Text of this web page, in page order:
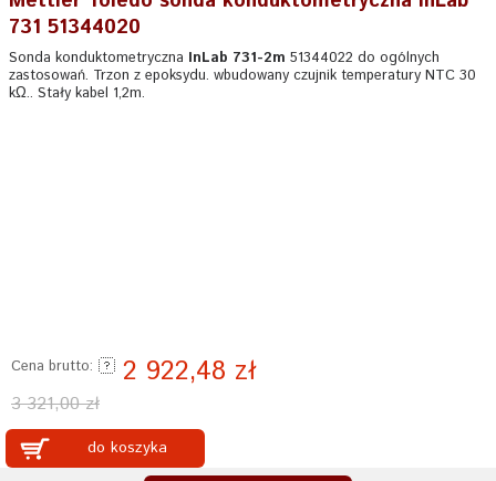
731 51344020
Sonda konduktometryczna InLab 731-2m 51344022 do ogólnych
zastosowań. Trzon z epoksydu. wbudowany czujnik temperatury NTC 30
kΩ.. Stały kabel 1,2m.
Cena brutto: 2 922,48 zł
3 321,00 zł
do koszyka